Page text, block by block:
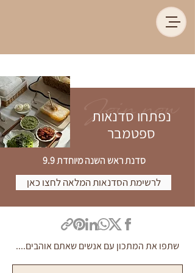
Join now
נפתחו סדנאות
ספטמבר
סדנת ראש השנה מיוחדת 9.9
לרשימת הסדנאות המלאה לחצו כאן
שתפו את המתכון עם אנשים שאתם אוהבים....